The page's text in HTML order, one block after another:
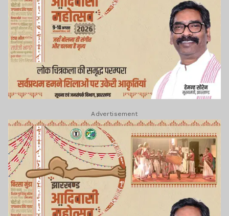
Advertisement